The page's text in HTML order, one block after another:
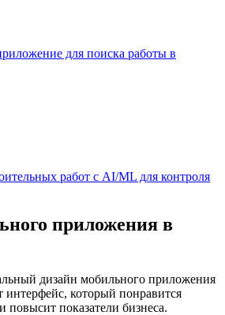
для поиска работы в
работ с AI/ML для контроля
приложения в
дизайн мобильного приложения
интерфейс, который понравится
повысит показатели бизнеса.